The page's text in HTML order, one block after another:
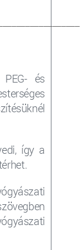
és
így a